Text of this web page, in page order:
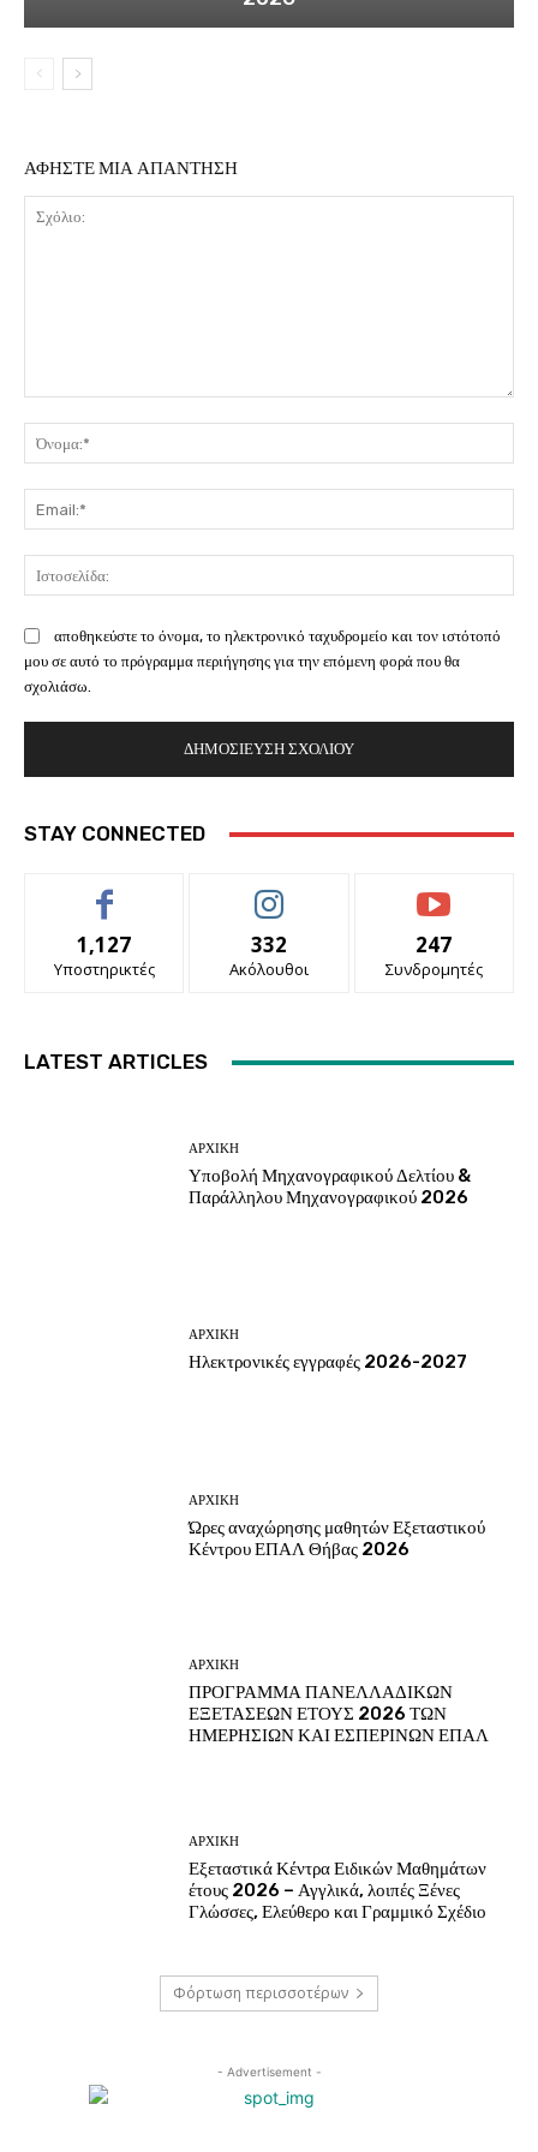
ΑΦΗΣΤΕ ΜΙΑ ΑΠΑΝΤΗΣΗ
αποθηκεύστε το όνομα, το ηλεκτρονικό ταχυδρομείο και τον ιστότοπό
μου σε αυτό το πρόγραμμα περιήγησης για την επόμενη φορά που θα
σχολιάσω.
STAY CONNECTED
1,127
Υποστηρικτές
332
Ακόλουθοι
247
Συνδρομητές
LATEST ARTICLES
ΑΡΧΙΚΗ
Υποβολή Μηχανογραφικού Δελτίου &
Παράλληλου Μηχανογραφικού 2026
ΑΡΧΙΚΗ
Ηλεκτρονικές εγγραφές 2026-2027
ΑΡΧΙΚΗ
Ώρες αναχώρησης μαθητών Εξεταστικού
Κέντρου ΕΠΑΛ Θήβας 2026
ΑΡΧΙΚΗ
ΠΡΟΓΡΑΜΜΑ ΠΑΝΕΛΛΑΔΙΚΩΝ
ΕΞΕΤΑΣΕΩΝ ΕΤΟΥΣ 2026 ΤΩΝ
ΗΜΕΡΗΣΙΩΝ ΚΑΙ ΕΣΠΕΡΙΝΩΝ ΕΠΑΛ
ΑΡΧΙΚΗ
Εξεταστικά Κέντρα Ειδικών Μαθημάτων
έτους 2026 – Αγγλικά, λοιπές Ξένες
Γλώσσες, Ελεύθερο και Γραμμικό Σχέδιο
Φόρτωση περισσοτέρων
- Advertisement -